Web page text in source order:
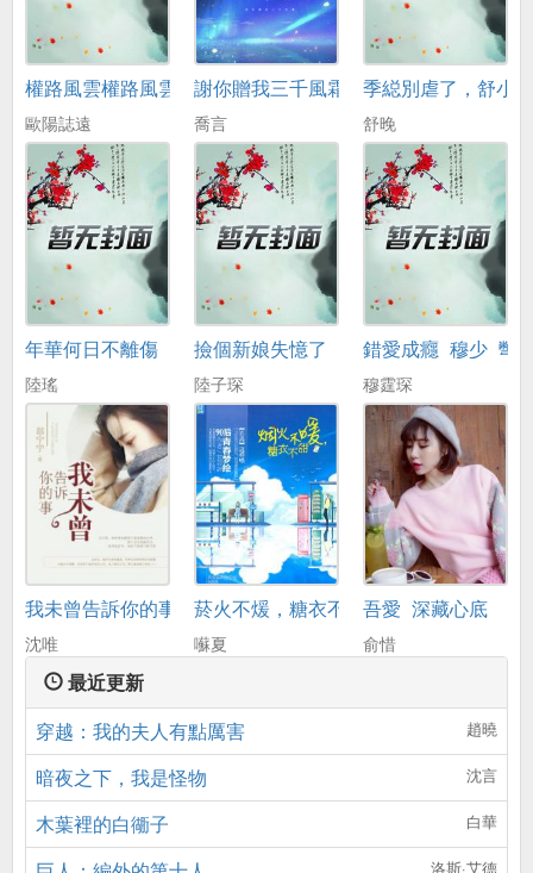
權路風雲權路風雲
歐陽誌遠
謝你贈我三千風霜
喬言
季縂別虐了，舒小
舒晚
年華何日不離傷
陸瑤
撿個新娘失憶了
陸子琛
錯愛成癮_穆少_彆
穆霆琛
我未曾告訴你的事
沈唯
菸火不煖，糖衣不甜
囌夏
吾愛_深藏心底
俞惜
最近更新
穿越：我的夫人有點厲害
趙曉
暗夜之下，我是怪物 沈言
木葉裡的白衚子 白華
洛斯·艾德